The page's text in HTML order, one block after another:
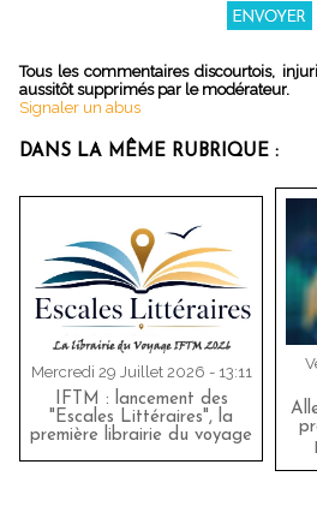
Tous les commentaires discourtois,
aussitôt supprimés par le modérateur.
Signaler un abus
DANS LA MÊME RUBRIQUE :
Mercredi 29 Juillet 2026 - 13:11
IFTM : lancement des
"Escales Littéraires", la
première librairie du voyage